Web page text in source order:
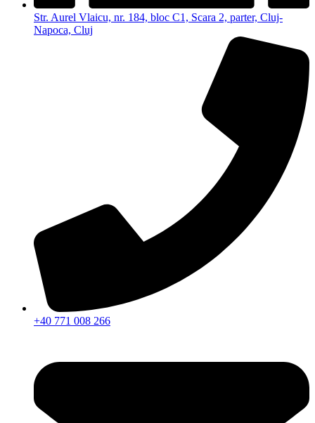
Str. Aurel Vlaicu, nr. 184, bloc C1, Scara 2, parter, Cluj-
Napoca, Cluj
+40 771 008 266